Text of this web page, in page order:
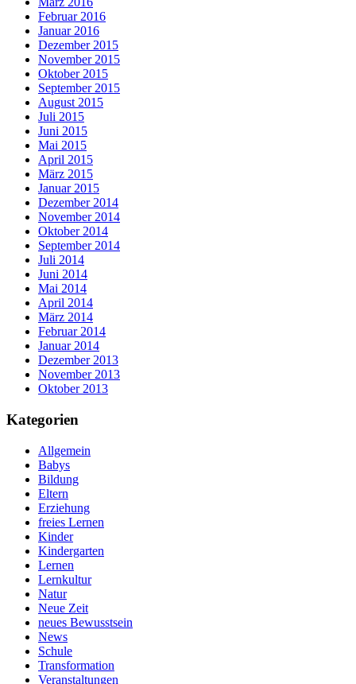
Februar 2016
Januar 2016
Dezember 2015
November 2015
Oktober 2015
September 2015
August 2015
Juli 2015
Juni 2015
Mai 2015
April 2015
März 2015
Januar 2015
Dezember 2014
November 2014
Oktober 2014
September 2014
Juli 2014
Juni 2014
Mai 2014
April 2014
März 2014
Februar 2014
Januar 2014
Dezember 2013
November 2013
Oktober 2013
Kategorien
Allgemein
Babys
Bildung
Eltern
Erziehung
freies Lernen
Kinder
Kindergarten
Lernen
Lernkultur
Natur
Neue Zeit
neues Bewusstsein
News
Schule
Transformation
Veranstaltungen